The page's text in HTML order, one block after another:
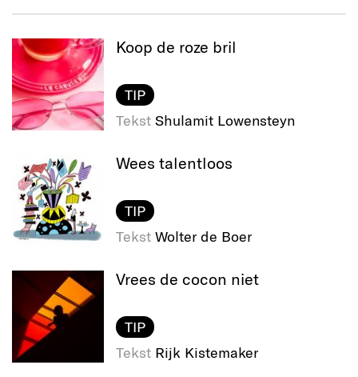
Koop de roze bril
TIP
Tekst Shulamit Lowensteyn
Wees talentloos
TIP
Tekst Wolter de Boer
Vrees de cocon niet
TIP
Tekst Rijk Kistemaker